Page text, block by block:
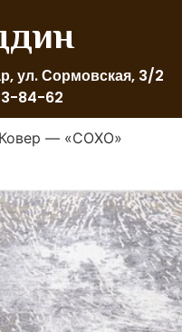
ул. Сормовская, 3/2
84-62
— «СОХО»